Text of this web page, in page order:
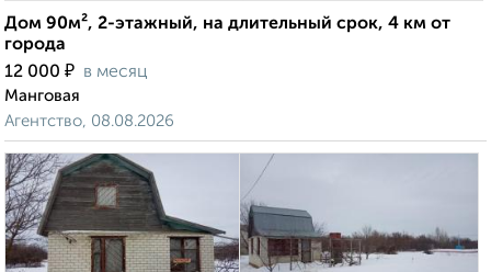
Дом 90м², 2-этажный, на длительный срок, 4 км от
города
12 000 ₽ в месяц
Манговая
Агентство, 08.08.2026